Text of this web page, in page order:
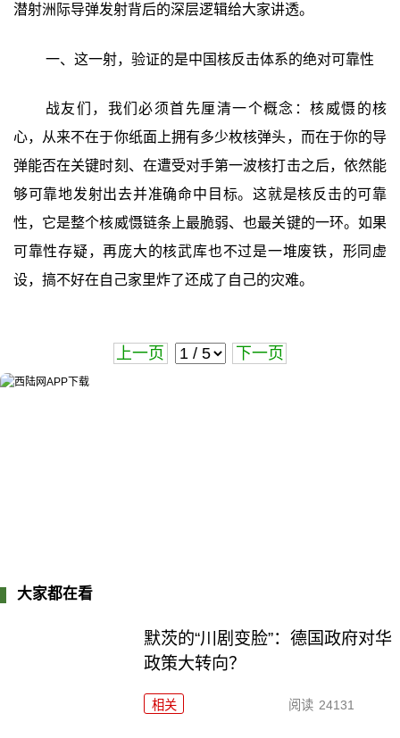
潜射洲际导弹发射背后的深层逻辑给大家讲透。
一、这一射，验证的是中国核反击体系的绝对可靠性
战友们，我们必须首先厘清一个概念：核威慑的核
心，从来不在于你纸面上拥有多少枚核弹头，而在于你的导
弹能否在关键时刻、在遭受对手第一波核打击之后，依然能
够可靠地发射出去并准确命中目标。这就是核反击的可靠
性，它是整个核威慑链条上最脆弱、也最关键的一环。如果
可靠性存疑，再庞大的核武库也不过是一堆废铁，形同虚
设，搞不好在自己家里炸了还成了自己的灾难。
上一页 下一页
大家都在看
默茨的“川剧变脸”：德国政府对华
政策大转向？
相关 阅读 24131